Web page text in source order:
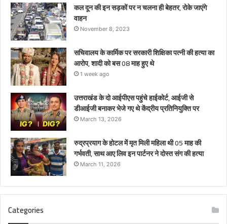
कल दून की इन सड़कों पर न चलना ही बेहतर, रोके जाएंगे
वाहन
November 8, 2023
सचिवालय के कार्मिक पर सरकारी शिक्षिका पत्नी की हत्या का
आरोप, शादी को बस 08 माह हुए थे
1 week ago
उत्तराखंड के दो आईपीएस पहुंचे हाईकोर्ट, आईजी से
डीआईजी बनाकर भेजे गए थे केंद्रीय प्रतिनियुक्ति पर
March 13, 2026
रुद्रप्रयाग के होटल में मृत मिली महिला थी 05 माह की
गर्भवती, साथ आए लिव इन पार्टनर ने दोस्त संग की हत्या
March 11, 2026
Categories